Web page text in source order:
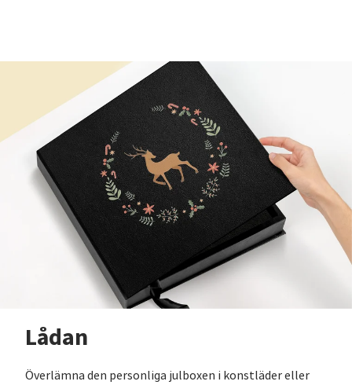
Lådan
Överlämna den personliga julboxen i konstläder eller